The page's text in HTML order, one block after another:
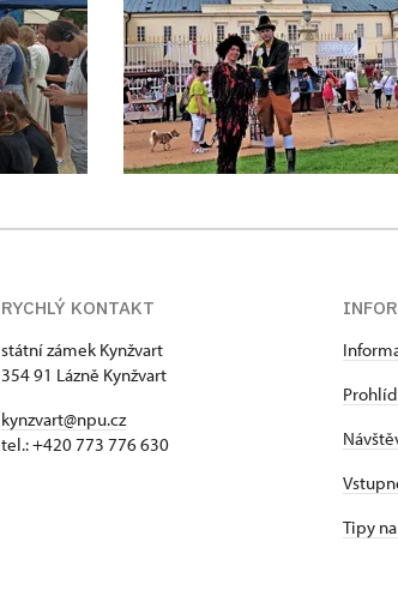
RYCHLÝ KONTAKT
státní zámek Kynžvart
354 91 Lázně Kynžvart
kynzvart@npu.cz
tel.: +420 773 776 630
Tipy